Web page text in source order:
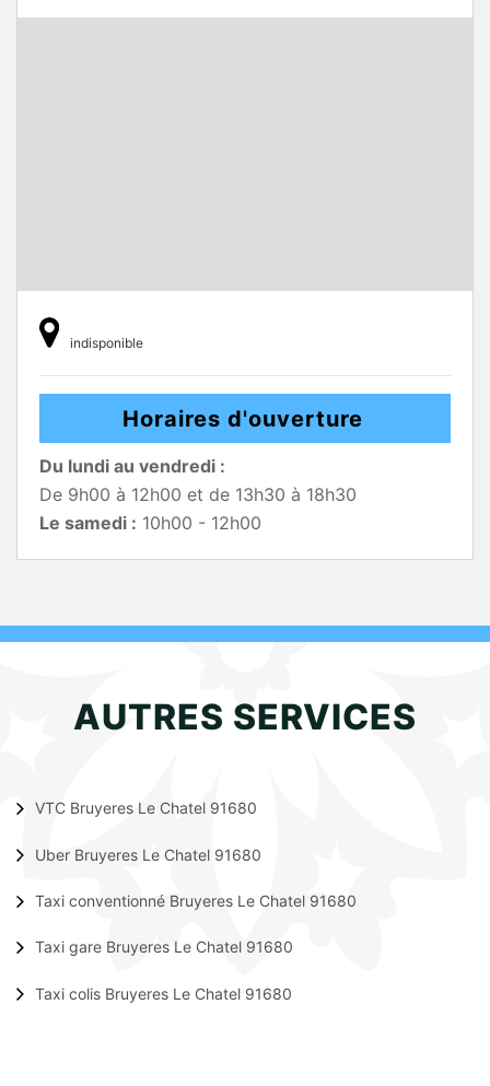
indisponible
Horaires d'ouverture
Du lundi au vendredi :
De 9h00 à 12h00 et de 13h30 à 18h30
Le samedi : 10h00 - 12h00
AUTRES SERVICES
VTC Bruyeres Le Chatel 91680
Uber Bruyeres Le Chatel 91680
Taxi conventionné Bruyeres Le Chatel 91680
Taxi gare Bruyeres Le Chatel 91680
Taxi colis Bruyeres Le Chatel 91680